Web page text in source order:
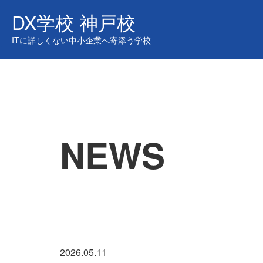
DX学校 神戸校
ITに詳しくない中小企業へ寄添う学校
NEWS
2026.05.11